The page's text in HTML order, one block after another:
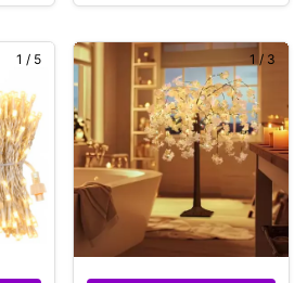
1 / 5 1 / 3